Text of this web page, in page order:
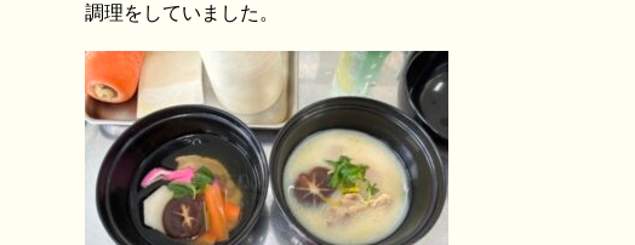
調理をしていました。